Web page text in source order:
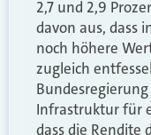
2,7 und 2,9
davon aus, dass
noch höhere
zugleich
Infrastruktur für
dass die Rendite